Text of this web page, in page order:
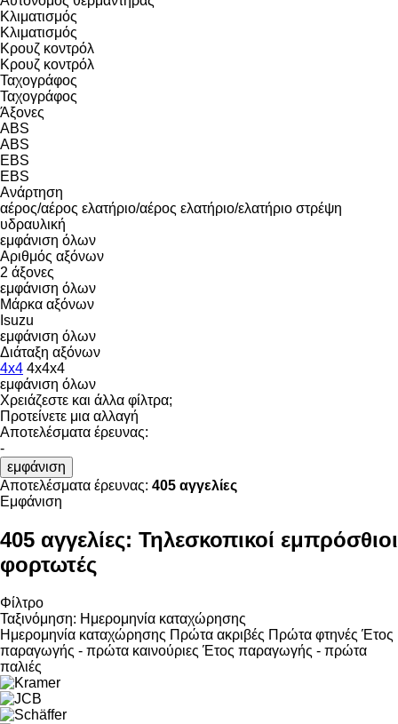
Κλιματισμός
Κλιματισμός
Κρουζ κοντρόλ
Κρουζ κοντρόλ
Ταχογράφος
Ταχογράφος
Άξονες
ABS
ABS
EBS
EBS
Ανάρτηση
αέρος/αέρος ελατήριο/αέρος ελατήριο/ελατήριο στρέψη
υδραυλική
εμφάνιση όλων
Αριθμός αξόνων
2 άξονες
εμφάνιση όλων
Μάρκα αξόνων
Isuzu
εμφάνιση όλων
Διάταξη αξόνων
4x4 4x4x4
εμφάνιση όλων
Χρειάζεστε και άλλα φίλτρα;
Προτείνετε μια αλλαγή
Αποτελέσματα έρευνας:
-
εμφάνιση
Αποτελέσματα έρευνας: 405 αγγελίες
Εμφάνιση
405 αγγελίες: Τηλεσκοπικοί εμπρόσθιοι
φορτωτές
Φίλτρο
Ταξινόμηση: Ημερομηνία καταχώρησης
Ημερομηνία καταχώρησης Πρώτα ακριβές Πρώτα φτηνές Έτος
παραγωγής - πρώτα καινούριες Έτος παραγωγής - πρώτα
παλιές